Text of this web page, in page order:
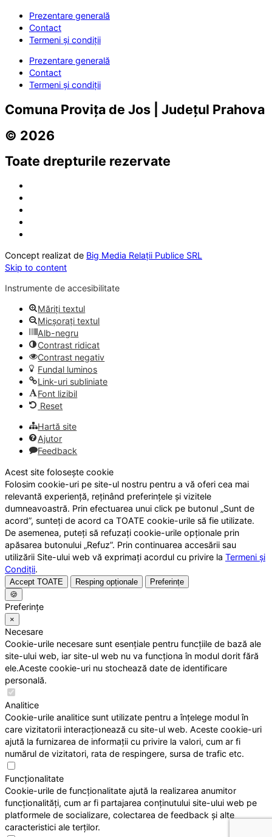
Prezentare generală
Contact
Termeni și condiții
Prezentare generală
Contact
Termeni și condiții
Comuna Provița de Jos | Județul Prahova
© 2026
Toate drepturile rezervate
Concept realizat de Big Media Relații Publice SRL
Skip to content
Instrumente de accesibilitate
Măriți textul
Micșorați textul
Alb-negru
Contrast ridicat
Contrast negativ
Fundal luminos
Link-uri subliniate
Font lizibil
Reset
Hartă site
Ajutor
Feedback
Acest site folosește cookie
Folosim cookie-uri pe site-ul nostru pentru a vă oferi cea mai
relevantă experiență, reținând preferințele și vizitele
dumneavoastră. Prin efectuarea unui click pe butonul „Sunt de
acord”, sunteți de acord ca TOATE cookie-urile să fie utilizate.
De asemenea, puteți să refuzați cookie-urile opționale prin
apăsarea butonului „Refuz”. Prin continuarea accesării sau
utilizării Site-ului web vă exprimați acordul cu privire la Termeni și
Condiții.
Accept TOATE Resping opționale
Preferințe
🍪
Preferințe
×
Necesare
Cookie-urile necesare sunt esențiale pentru funcțiile de bază ale
site-ului web, iar site-ul web nu va funcționa în modul dorit fără
ele.Aceste cookie-uri nu stochează date de identificare
personală.
Analitice
Cookie-urile analitice sunt utilizate pentru a înțelege modul în
care vizitatorii interacționează cu site-ul web. Aceste cookie-uri
ajută la furnizarea de informații cu privire la valori, cum ar fi
numărul de vizitatori, rata de respingere, sursa de trafic etc.
Funcționalitate
Cookie-urile de funcționalitate ajută la realizarea anumitor
funcționalități, cum ar fi partajarea conținutului site-ului web pe
platformele de socializare, colectarea de feedback și alte
caracteristici ale terților.